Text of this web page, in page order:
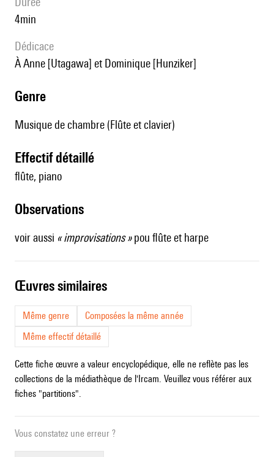
4min
Dédicace
à Anne [Utagawa] et Dominique [Hunziker]
genre
Musique de chambre (Flûte et clavier)
effectif détaillé
flûte, piano
observations
voir aussi « improvisations »pou flûte et harpe
œuvres similaires
Même genre
Composées la même année
Même effectif détaillé
Cette fiche œuvre a valeur encyclopédique, elle ne reflète pas les
collections de la médiathèque de l'Ircam. Veuillez vous référer aux
fiches "partitions".
Vous constatez une erreur ?